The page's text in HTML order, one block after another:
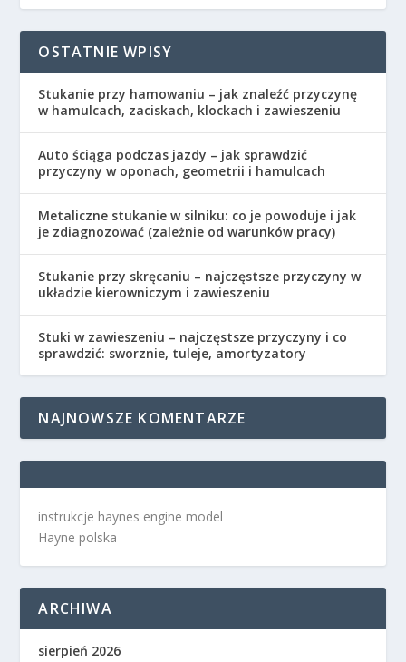
OSTATNIE WPISY
Stukanie przy hamowaniu – jak znaleźć przyczynę
w hamulcach, zaciskach, klockach i zawieszeniu
Auto ściąga podczas jazdy – jak sprawdzić
przyczyny w oponach, geometrii i hamulcach
Metaliczne stukanie w silniku: co je powoduje i jak
je zdiagnozować (zależnie od warunków pracy)
Stukanie przy skręcaniu – najczęstsze przyczyny w
układzie kierowniczym i zawieszeniu
Stuki w zawieszeniu – najczęstsze przyczyny i co
sprawdzić: sworznie, tuleje, amortyzatory
NAJNOWSZE KOMENTARZE
instrukcje haynes engine model
Hayne polska
ARCHIWA
sierpień 2026